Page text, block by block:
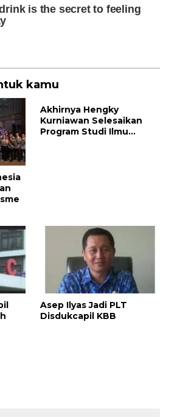
kamu
Akhirnya Hengky
Kurniawan Selesaikan
Program Studi Ilmu
Asep Ilyas Jadi PLT
Disdukcapil KBB